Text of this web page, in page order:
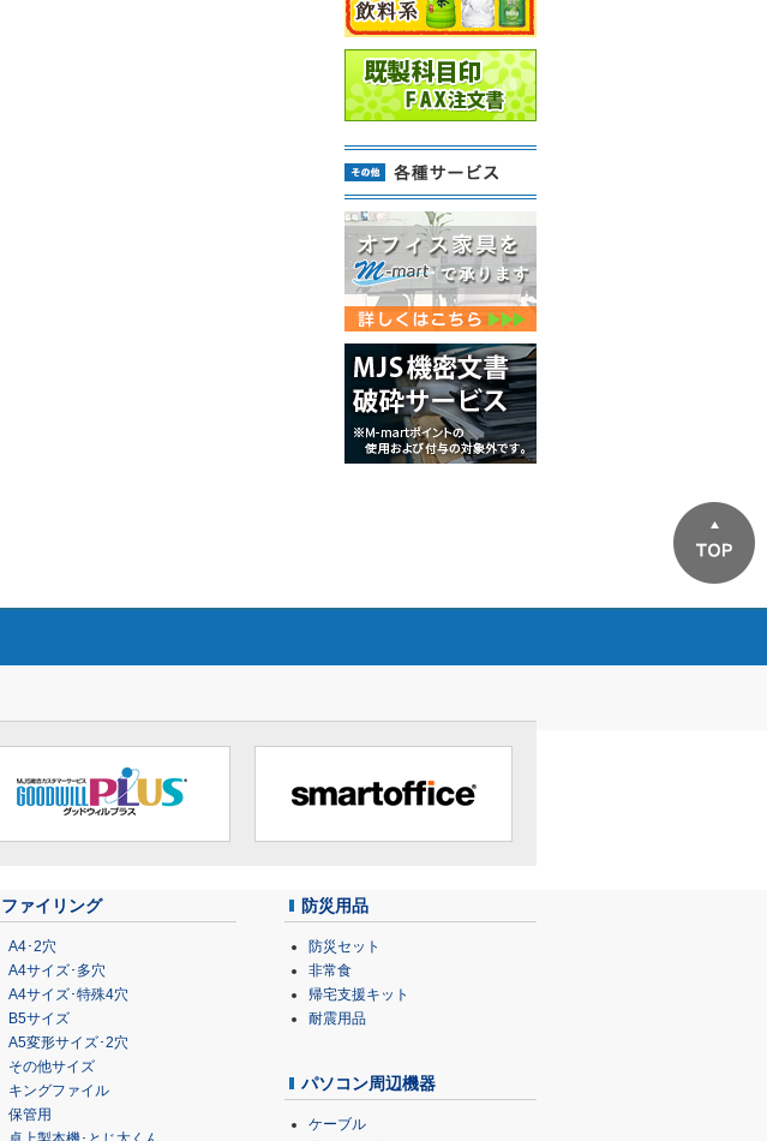
ファイリング
A4･2穴
A4サイズ･多穴
A4サイズ･特殊4穴
B5サイズ
A5変形サイズ･2穴
その他サイズ
キングファイル
保管用
防災用品
防災セット
非常食
帰宅支援キット
耐震用品
パソコン周辺機器
ケーブル